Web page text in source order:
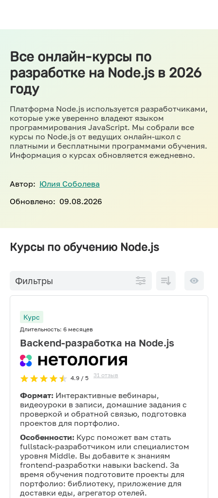
Все онлайн-курсы по
разработке на Node.js в 2026
году
Платформа Node.js используется разработчиками,
которые уже уверенно владеют языком
программирования JavaScript. Мы собрали все
курсы по Node.js от ведущих онлайн-школ с
платными и бесплатными программами обучения.
Информация о курсах обновляется ежедневно.
Автор: Юлия Соболева
Обновлено: 09.08.2026
Курсы по обучению Node.js
Фильтры
возрастанию
10 на
Курс
Длительность: 6 месяцев
Backend-разработка на Node.js
4.9/ 5 31 отзыв
Формат: Интерактивные вебинары,
видеоуроки в записи, домашние задания с
проверкой и обратной связью, подготовка
проектов для портфолио.
Особенности: Курс поможет вам стать
fullstack-разработчиком или специалистом
уровня Middle. Вы добавите к знаниям
frontend-разработки навыки backend. За
время обучения подготовите проекты для
портфолио: библиотеку, приложение для
доставки еды, агрегатор отелей.